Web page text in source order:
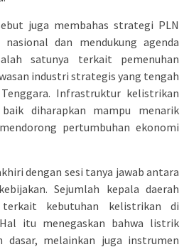
juga membahas strategi PLN
dan mendukung agenda
satunya terkait pemenuhan
industri strategis yang tengah
Infrastruktur kelistrikan
diharapkan mampu menarik
pertumbuhan ekonomi
dengan sesi tanya jawab antara
Sejumlah kepala daerah
terkait kebutuhan kelistrikan di
itu menegaskan bahwa listrik
dasar, melainkan juga instrumen